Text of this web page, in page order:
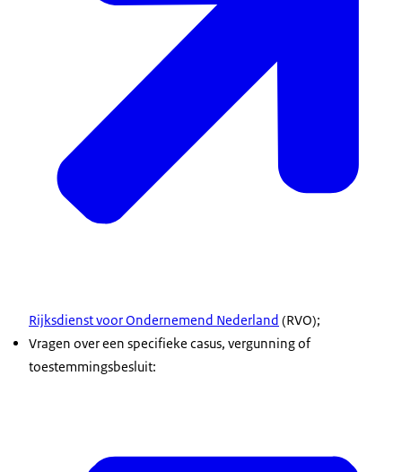
Rijksdienst voor Ondernemend Nederland (RVO);
Vragen over een specifieke casus, vergunning of
toestemmingsbesluit: